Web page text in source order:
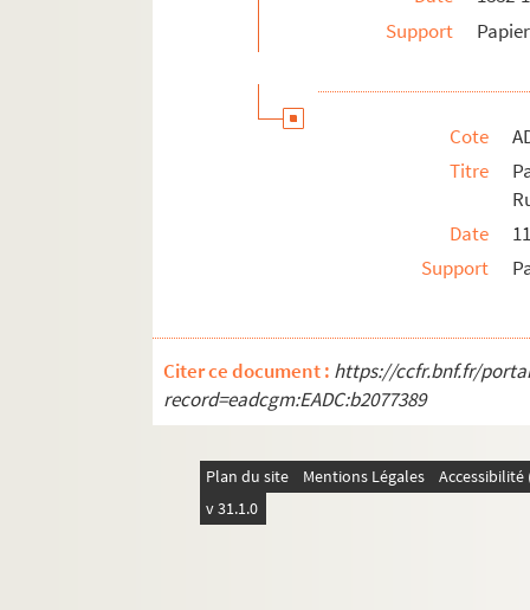
Support
Papier
Cote
Titre
Date
Support
Citer ce document : https://ccfr.bnf.fr/
record=eadcgm:EADC:b2077389
Plan du site Mentions Légales
v 31.1.0